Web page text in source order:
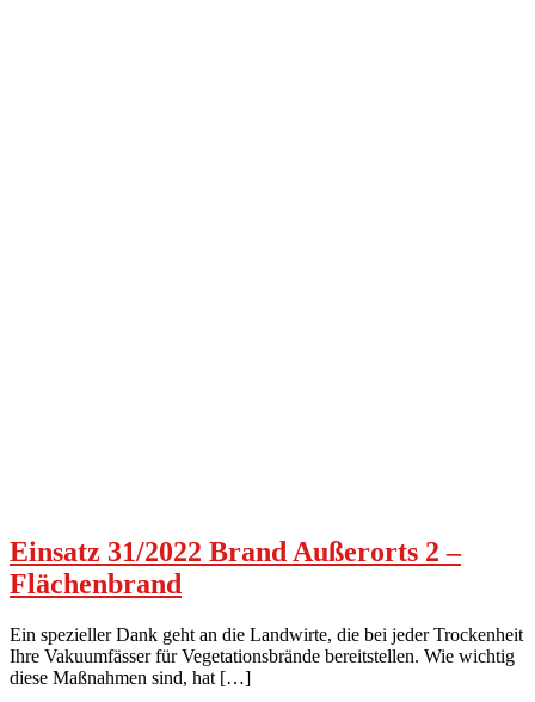
Einsatz 31/2022 Brand Außerorts 2 –
Flächenbrand
Ein spezieller Dank geht an die Landwirte, die bei jeder Trockenheit
Ihre Vakuumfässer für Vegetationsbrände bereitstellen. Wie wichtig
diese Maßnahmen sind, hat […]